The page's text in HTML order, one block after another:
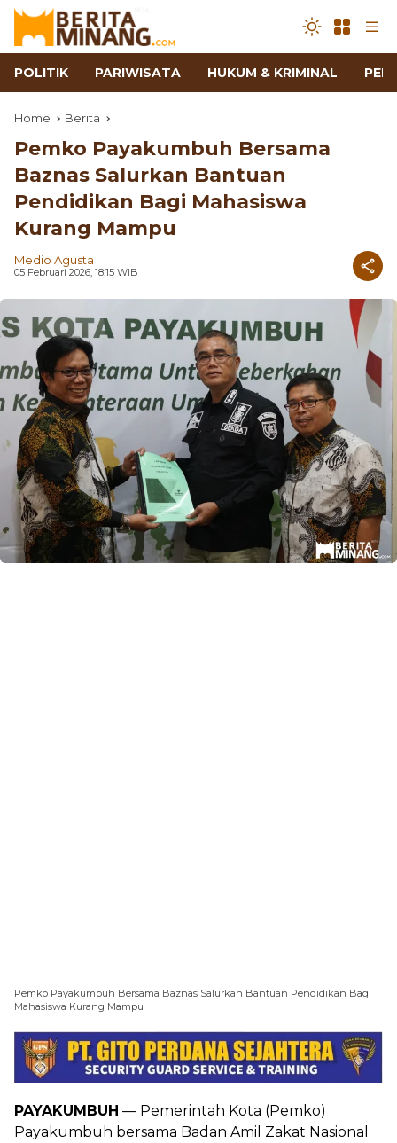
POLITIK PARIWISATA HUKUM & KRIMINAL
Home Berita
Pemko Payakumbuh Bersama
Baznas Salurkan Bantuan
Pendidikan Bagi Mahasiswa
Kurang Mampu
Medio Agusta
05 Februari 2026, 18:15 WIB
Pemko Payakumbuh Bersama Baznas Salurkan Bantuan Pendidikan Bagi
Mahasiswa Kurang Mampu
PAYAKUMBUH — Pemerintah Kota (Pemko)
Payakumbuh bersama Badan Amil Zakat Nasional